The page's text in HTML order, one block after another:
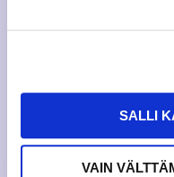
SALLI
VAIN